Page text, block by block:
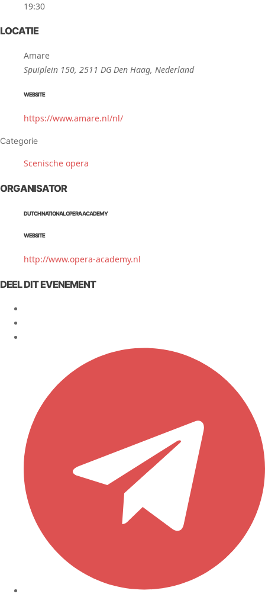
19:30
LOCATIE
Amare
Spuiplein 150, 2511 DG Den Haag, Nederland
WEBSITE
https://www.amare.nl/nl/
Categorie
Scenische opera
ORGANISATOR
DUTCH NATIONAL OPERA ACADEMY
WEBSITE
http://www.opera-academy.nl
DEEL DIT EVENEMENT